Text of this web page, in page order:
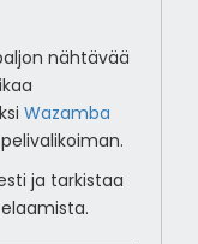
nähtävää
Wazamba
ja tarkistaa